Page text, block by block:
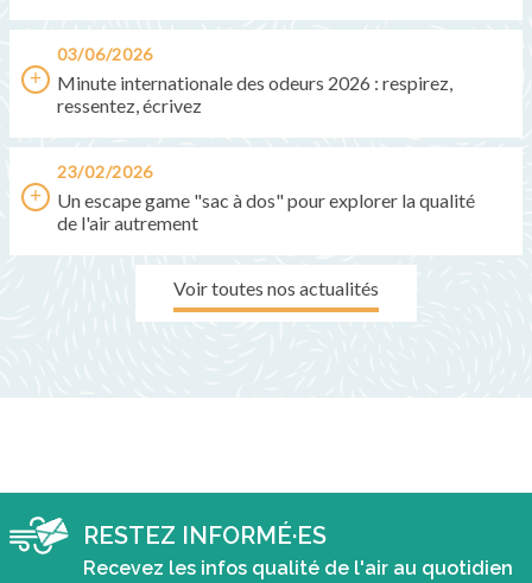
03/06/2026
Minute internationale des odeurs 2026 : respirez,
ressentez, écrivez
23/02/2026
Un escape game "sac à dos" pour explorer la qualité
de l'air autrement
Voir toutes nos actualités
RESTEZ INFORMÉ·ES
Recevez les infos qualité de l'air au quotidien